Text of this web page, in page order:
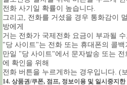
전화 사기일 확률이 높습니다.
그리고, 전화를 거셨을 경우 통화감이
방에게
거는 전화가 국제전화 요금이 부과될
"당 사이트"는 전화 또는 휴대폰의 콜
만일 "당 사이트"에서 문자발송 또는
에 확인을 위해
전화 버튼을 누르게하는 경우입니다. (
14. 상품권/쿠폰, 점프, 정보이용 및 일시중지